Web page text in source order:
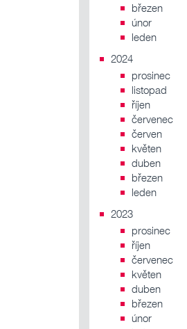
březen
únor
leden
2024
prosinec
listopad
říjen
červenec
červen
květen
duben
březen
leden
2023
prosinec
říjen
červenec
květen
duben
březen
únor